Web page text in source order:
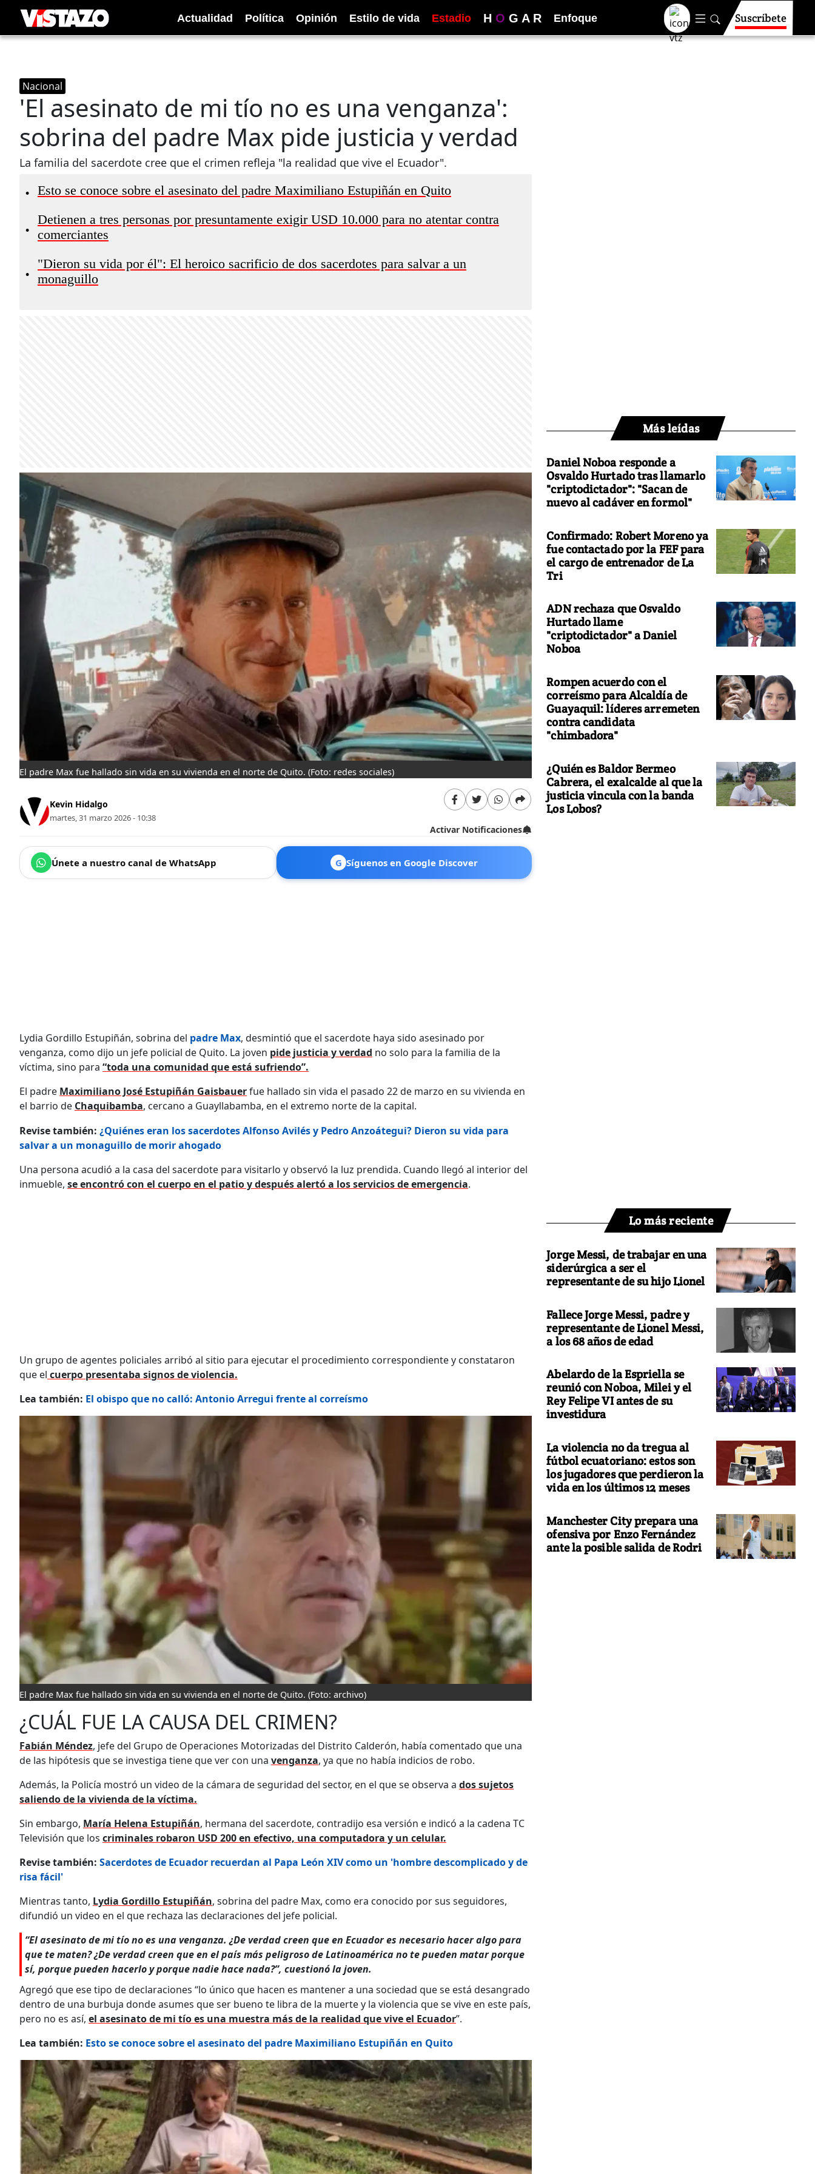
Actualidad Política Opinión Estilo de vida Estadio H O G A R Enfoque Suscríbete
Nacional
'El asesinato de mi tío no es una venganza':
sobrina del padre Max pide justicia y verdad
La familia del sacerdote cree que el crimen refleja "la realidad que vive el Ecuador".
• Esto se conoce sobre el asesinato del padre Maximiliano Estupiñán en Quito
•
Detienen a tres personas por presuntamente exigir USD 10.000 para no atentar contra
comerciantes
•
"Dieron su vida por él": El heroico sacrificio de dos sacerdotes para salvar a un
monaguillo
El padre Max fue hallado sin vida en su vivienda en el norte de Quito. (Foto: redes sociales)
Kevin Hidalgo
martes, 31 marzo 2026 - 10:38
Activar Notificaciones
Únete a nuestro canal de WhatsApp G Síguenos en Google Discover
Lydia Gordillo Estupiñán, sobrina del padre Max, desmintió que el sacerdote haya sido asesinado por
venganza, como dijo un jefe policial de Quito. La joven pide justicia y verdad no solo para la familia de la
víctima, sino para “toda una comunidad que está sufriendo”.
El padre Maximiliano José Estupiñán Gaisbauerfue hallado sin vida el pasado 22 de marzo en su vivienda en
el barrio de Chaquibamba, cercano a Guayllabamba, en el extremo norte de la capital.
Revise también: ¿Quiénes eran los sacerdotes Alfonso Avilés y Pedro Anzoátegui? Dieron su vida para
salvar a un monaguillo de morir ahogado
Una persona acudió a la casa del sacerdote para visitarlo y observó la luz prendida. Cuando llegó al interior del
inmueble, se encontró con el cuerpo en el patio y después alertó a los servicios de emergencia.
Un grupo de agentes policiales arribó al sitio para ejecutar el procedimiento correspondiente y constataron
que el cuerpo presentaba signos de violencia.
Lea también: El obispo que no calló: Antonio Arregui frente al correísmo
El padre Max fue hallado sin vida en su vivienda en el norte de Quito. (Foto: archivo)
¿CUÁL FUE LA CAUSA DEL CRIMEN?
Fabián Méndez, jefe del Grupo de Operaciones Motorizadas del Distrito Calderón, había comentado que una
de las hipótesis que se investiga tiene que ver con una venganza, ya que no había indicios de robo.
Además, la Policía mostró un video de la cámara de seguridad del sector, en el que se observa a dos sujetos
saliendo de la vivienda de la víctima.
Sin embargo, María Helena Estupiñán, hermana del sacerdote, contradijo esa versión e indicó a la cadena TC
Televisión que los criminales robaron USD 200 en efectivo, una computadora y un celular.
Revise también: Sacerdotes de Ecuador recuerdan al Papa León XIV como un 'hombre descomplicado y de
risa fácil'
Mientras tanto, Lydia Gordillo Estupiñán, sobrina del padre Max, como era conocido por sus seguidores,
difundió un video en el que rechaza las declaraciones del jefe policial.
“El asesinato de mi tío no es una venganza. ¿De verdad creen que en Ecuador es necesario hacer algo para
que te maten? ¿De verdad creen que en el país más peligroso de Latinoamérica no te pueden matar porque
sí, porque pueden hacerlo y porque nadie hace nada?”, cuestionó la joven.
Agregó que ese tipo de declaraciones “lo único que hacen es mantener a una sociedad que se está desangrado
dentro de una burbuja donde asumes que ser bueno te libra de la muerte y la violencia que se vive en este país,
pero no es así, el asesinato de mi tío es una muestra más de la realidad que vive el Ecuador”.
Lea también: Esto se conoce sobre el asesinato del padre Maximiliano Estupiñán en Quito
Más leídas
Daniel Noboa responde a
Osvaldo Hurtado tras llamarlo
"criptodictador": "Sacan de
nuevo al cadáver en formol"
Confirmado: Robert Moreno ya
fue contactado por la FEF para
el cargo de entrenador de La
Tri
ADN rechaza que Osvaldo
Hurtado llame
"criptodictador" a Daniel
Noboa
Rompen acuerdo con el
correísmo para Alcaldía de
Guayaquil: líderes arremeten
contra candidata
"chimbadora"
¿Quién es Baldor Bermeo
Cabrera, el exalcalde al que la
justicia vincula con la banda
Los Lobos?
Lo más reciente
Jorge Messi, de trabajar en una
siderúrgica a ser el
representante de su hijo Lionel
Fallece Jorge Messi, padre y
representante de Lionel Messi,
a los 68 años de edad
Abelardo de la Espriella se
reunió con Noboa, Milei y el
Rey Felipe VI antes de su
investidura
La violencia no da tregua al
fútbol ecuatoriano: estos son
los jugadores que perdieron la
vida en los últimos 12 meses
Manchester City prepara una
ofensiva por Enzo Fernández
ante la posible salida de Rodri